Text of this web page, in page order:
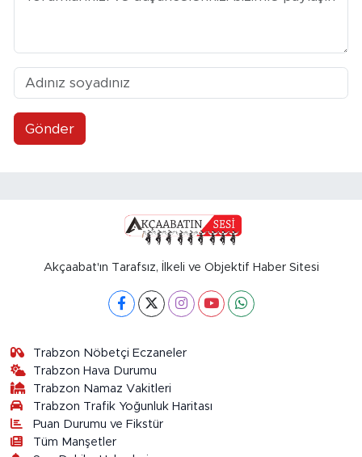
Gönder
Akçaabat'ın Tarafsız, İlkeli ve Objektif Haber Sitesi
Trabzon Nöbetçi Eczaneler
Trabzon Hava Durumu
Trabzon Namaz Vakitleri
Trabzon Trafik Yoğunluk Haritası
Puan Durumu ve Fikstür
Tüm Manşetler